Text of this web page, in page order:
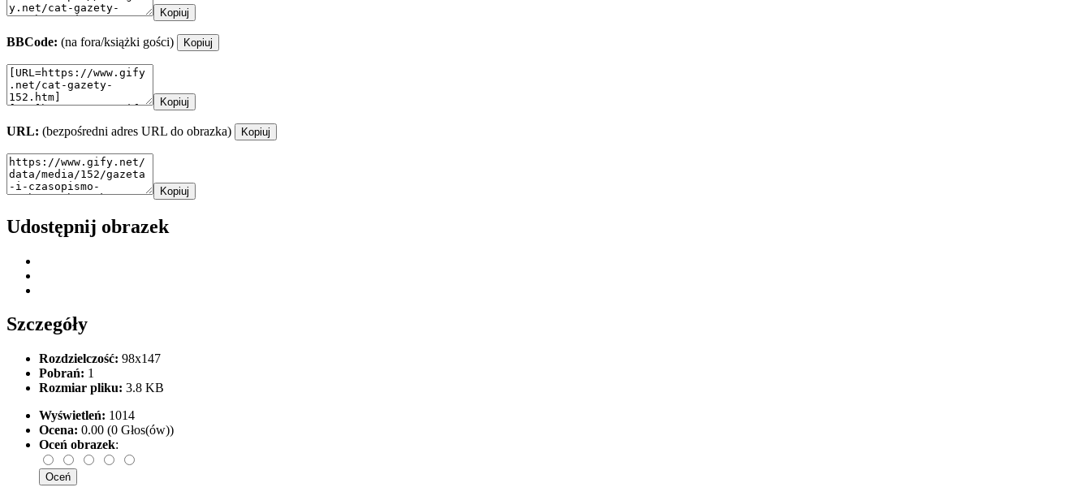
Kopiuj
BBCode: (na fora/książki gości) Kopiuj
Kopiuj
URL: (bezpośredni adres URL do obrazka) Kopiuj
Kopiuj
Udostępnij obrazek
Szczegóły
Rozdzielczość: 98x147
Pobrań: 1
Rozmiar pliku: 3.8 KB
Wyświetleń: 1014
Ocena: 0.00 (0 Głos(ów))
Oceń obrazek: